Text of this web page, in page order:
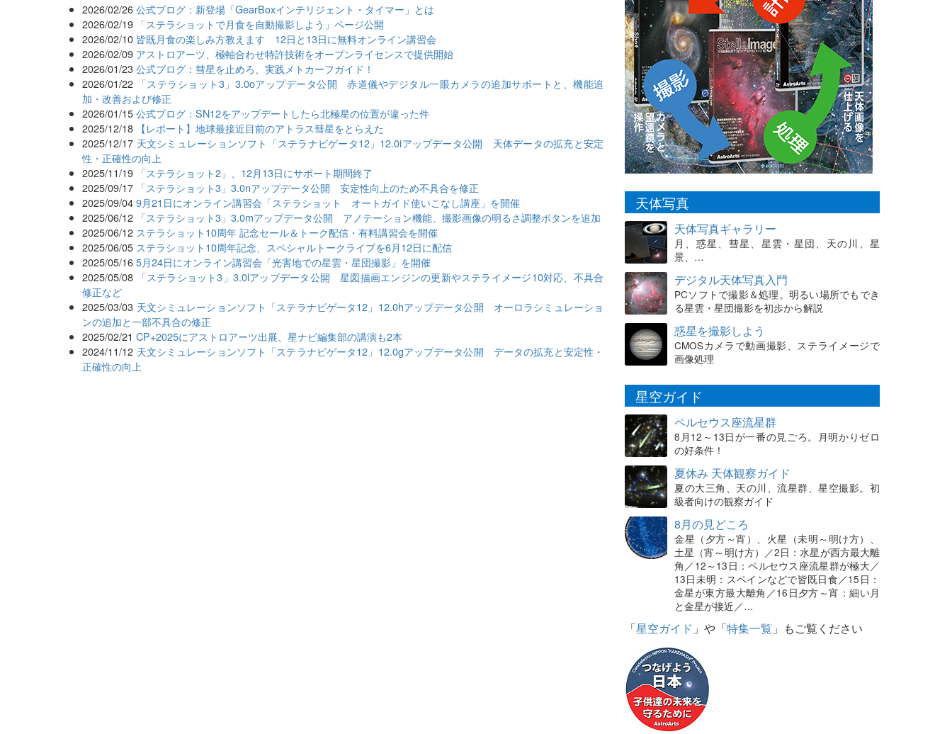
2026/02/26 公式ブログ：新登場「GearBoxインテリジェント・タイマー」とは
2026/02/19 「ステラショットで月食を自動撮影しよう」ページ公開
2026/02/10 皆既月食の楽しみ方教えます 12日と13日に無料オンライン講習会
2026/02/09 アストロアーツ、極軸合わせ特許技術をオープンライセンスで提供開始
2026/01/23 公式ブログ：彗星を止めろ、実践メトカーフガイド！
2026/01/22
「ステラショット3」3.0oアップデータ公開 赤道儀やデジタル一眼カメラの追加サポートと、機能追
加・改善および修正
2026/01/15 公式ブログ：SN12をアップデートしたら北極星の位置が違った件
2025/12/18 【レポート】地球最接近目前のアトラス彗星をとらえた
2025/12/17 天文シミュレーションソフト「ステラナビゲータ12」12.0iアップデータ公開 天体データの拡充と安定
性・正確性の向上
2025/11/19 「ステラショット2」、12月13日にサポート期間終了
2025/09/17 「ステラショット3」3.0nアップデータ公開 安定性向上のため不具合を修正
2025/09/04 9月21日にオンライン講習会「ステラショット オートガイド使いこなし講座」を開催
2025/06/12 「ステラショット3」3.0mアップデータ公開 アノテーション機能、撮影画像の明るさ調整ボタンを追加
2025/06/12 ステラショット10周年 記念セール＆トーク配信・有料講習会を開催
2025/06/05 ステラショット10周年記念、スペシャルトークライブを6月12日に配信
2025/05/16 5月24日にオンライン講習会「光害地での星雲・星団撮影」を開催
2025/05/08
「ステラショット3」3.0lアップデータ公開 星図描画エンジンの更新やステライメージ10対応、不具合
修正など
2025/03/03 天文シミュレーションソフト「ステラナビゲータ12」12.0hアップデータ公開 オーロラシミュレーショ
ンの追加と一部不具合の修正
2025/02/21 CP+2025にアストロアーツ出展、星ナビ編集部の講演も2本
2024/11/12 天文シミュレーションソフト「ステラナビゲータ12」12.0gアップデータ公開 データの拡充と安定性・
正確性の向上
天体写真
天体写真ギャラリー
月、惑星、彗星、星雲・星団、天の川、星
景、…
デジタル天体写真入門
PCソフトで撮影＆処理。明るい場所でもでき
る星雲・星団撮影を初歩から解説
惑星を撮影しよう
CMOSカメラで動画撮影、ステライメージで
画像処理
星空ガイド
ペルセウス座流星群
8月12～13日が一番の見ごろ。月明かりゼロ
の好条件！
夏休み 天体観察ガイド
夏の大三角、天の川、流星群、星空撮影。初
級者向けの観察ガイド
8月の見どころ
金星（夕方～宵）、火星（未明～明け方）、
土星（宵～明け方）／2日：水星が西方最大離
角／12～13日：ペルセウス座流星群が極大／
13日未明：スペインなどで皆既日食／15日：
金星が東方最大離角／16日夕方～宵：細い月
と金星が接近／…
「星空ガイド 」や「特集一覧 」もご覧ください